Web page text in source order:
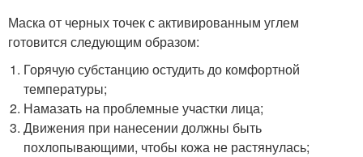
Маска от черных точек с активированным углем
готовится следующим образом:
Горячую субстанцию остудить до комфортной
температуры;
Намазать на проблемные участки лица;
Движения при нанесении должны быть
похлопывающими, чтобы кожа не растянулась;